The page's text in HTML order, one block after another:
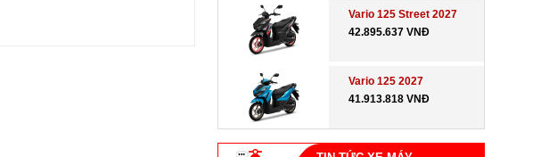
Vario 125 Street 2027
42.895.637 VNĐ
Vario 125 2027
41.913.818 VNĐ